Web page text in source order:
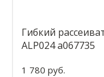
Гибкий
ALP024 a067735
1 780 руб.